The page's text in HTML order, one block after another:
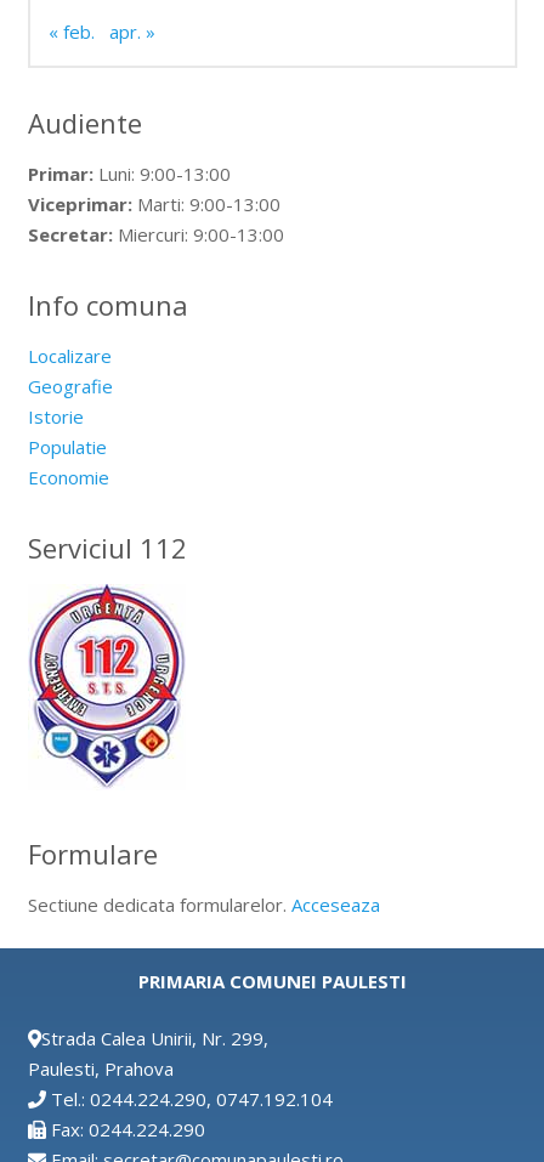
« feb. apr. »
Audiente
Primar:Luni: 9:00-13:00
Viceprimar:Marti: 9:00-13:00
Secretar:Miercuri: 9:00-13:00
Info comuna
Localizare
Geografie
Istorie
Populatie
Economie
Serviciul 112
Formulare
Sectiune dedicata formularelor. Acceseaza
PRIMARIA COMUNEI PAULESTI
Strada Calea Unirii, Nr. 299,
Paulesti, Prahova
Tel.: 0244.224.290, 0747.192.104
Fax: 0244.224.290